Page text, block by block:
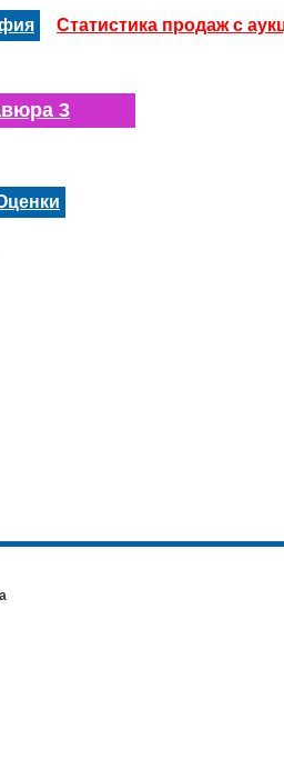
Статистика продаж с
3